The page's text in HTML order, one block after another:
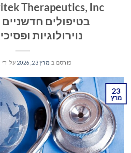
בטיפולים
נוירולוגיות
פורסם ב מרץ 23, 2026 על ידי
23
מרץ